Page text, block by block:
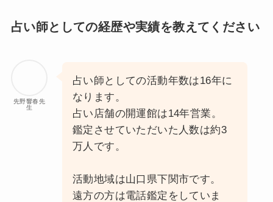
占い師としての経歴や実績を教えてください
先野響春先
生
占い師としての活動年数は16年に
なります。
占い店舗の開運館は14年営業。
鑑定させていただいた人数は約3
万人です。
活動地域は山口県下関市です。
遠方の方は電話鑑定をしていま